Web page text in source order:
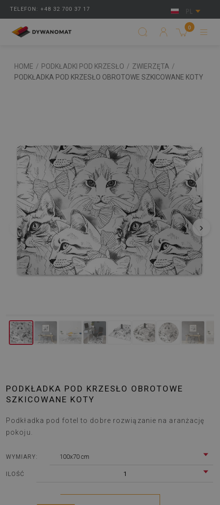
TELEFON: +48 32 700 37 17 PL
0
HOME / PODKŁADKI POD KRZESŁO / ZWIERZĘTA /
PODKŁADKA POD KRZESŁO OBROTOWE SZKICOWANE KOTY
‹ ›
PODKŁADKA POD KRZESŁO OBROTOWE
SZKICOWANE KOTY
Podkładka pod fotel to dobre rozwiązanie na aranżację
pokoju.
WYMIARY: 100x70 cm
ILOŚĆ 1